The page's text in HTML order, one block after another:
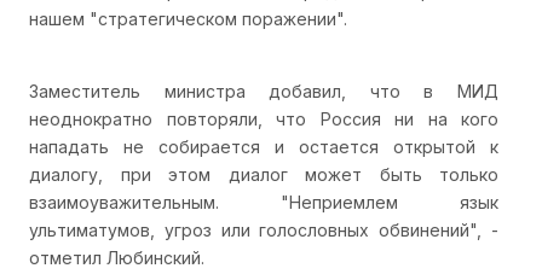
нашем "стратегическом поражении".
Заместитель министра добавил, что в МИД
неоднократно повторяли, что Россия ни на кого
нападать не собирается и остается открытой к
диалогу, при этом диалог может быть только
взаимоуважительным. "Неприемлем язык
ультиматумов, угроз или голословных обвинений", -
отметил Любинский.